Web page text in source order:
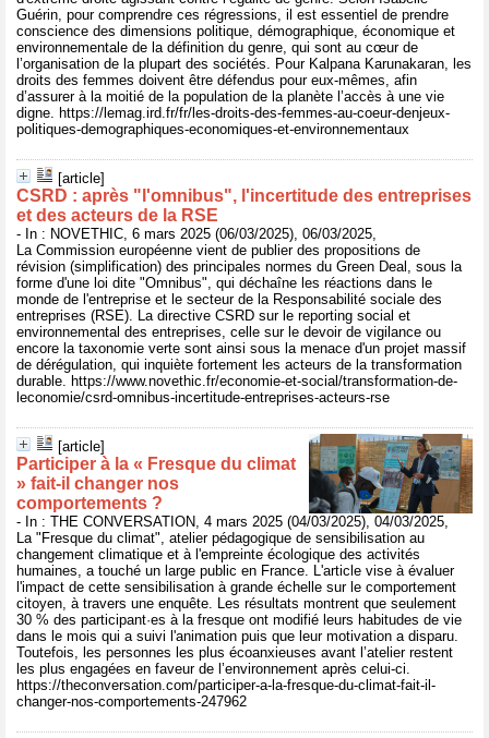
Guérin, pour comprendre ces régressions, il est essentiel de prendre
conscience des dimensions politique, démographique, économique et
environnementale de la définition du genre, qui sont au cœur de
l’organisation de la plupart des sociétés. Pour Kalpana Karunakaran, les
droits des femmes doivent être défendus pour eux-mêmes, afin
d’assurer à la moitié de la population de la planète l’accès à une vie
digne. https://lemag.ird.fr/fr/les-droits-des-femmes-au-coeur-denjeux-
politiques-demographiques-economiques-et-environnementaux
[article]
CSRD : après "l'omnibus", l'incertitude des entreprises
et des acteurs de la RSE
- In : NOVETHIC, 6 mars 2025 (06/03/2025), 06/03/2025,
La Commission européenne vient de publier des propositions de
révision (simplification) des principales normes du Green Deal, sous la
forme d'une loi dite "Omnibus", qui déchaîne les réactions dans le
monde de l'entreprise et le secteur de la Responsabilité sociale des
entreprises (RSE). La directive CSRD sur le reporting social et
environnemental des entreprises, celle sur le devoir de vigilance ou
encore la taxonomie verte sont ainsi sous la menace d'un projet massif
de dérégulation, qui inquiète fortement les acteurs de la transformation
durable. https://www.novethic.fr/economie-et-social/transformation-de-
leconomie/csrd-omnibus-incertitude-entreprises-acteurs-rse
[article]
Participer à la « Fresque du climat
» fait-il changer nos
comportements ?
- In : THE CONVERSATION, 4 mars 2025 (04/03/2025), 04/03/2025,
La "Fresque du climat", atelier pédagogique de sensibilisation au
changement climatique et à l'empreinte écologique des activités
humaines, a touché un large public en France. L'article vise à évaluer
l'impact de cette sensibilisation à grande échelle sur le comportement
citoyen, à travers une enquête. Les résultats montrent que seulement
30 % des participant·es à la fresque ont modifié leurs habitudes de vie
dans le mois qui a suivi l'animation puis que leur motivation a disparu.
Toutefois, les personnes les plus écoanxieuses avant l’atelier restent
les plus engagées en faveur de l’environnement après celui-ci.
https://theconversation.com/participer-a-la-fresque-du-climat-fait-il-
changer-nos-comportements-247962